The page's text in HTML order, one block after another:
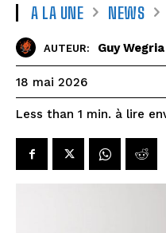
A LA UNE NEWS
AUTEUR: Guy Wegria
18 mai 2026
Less than 1 min. à lire